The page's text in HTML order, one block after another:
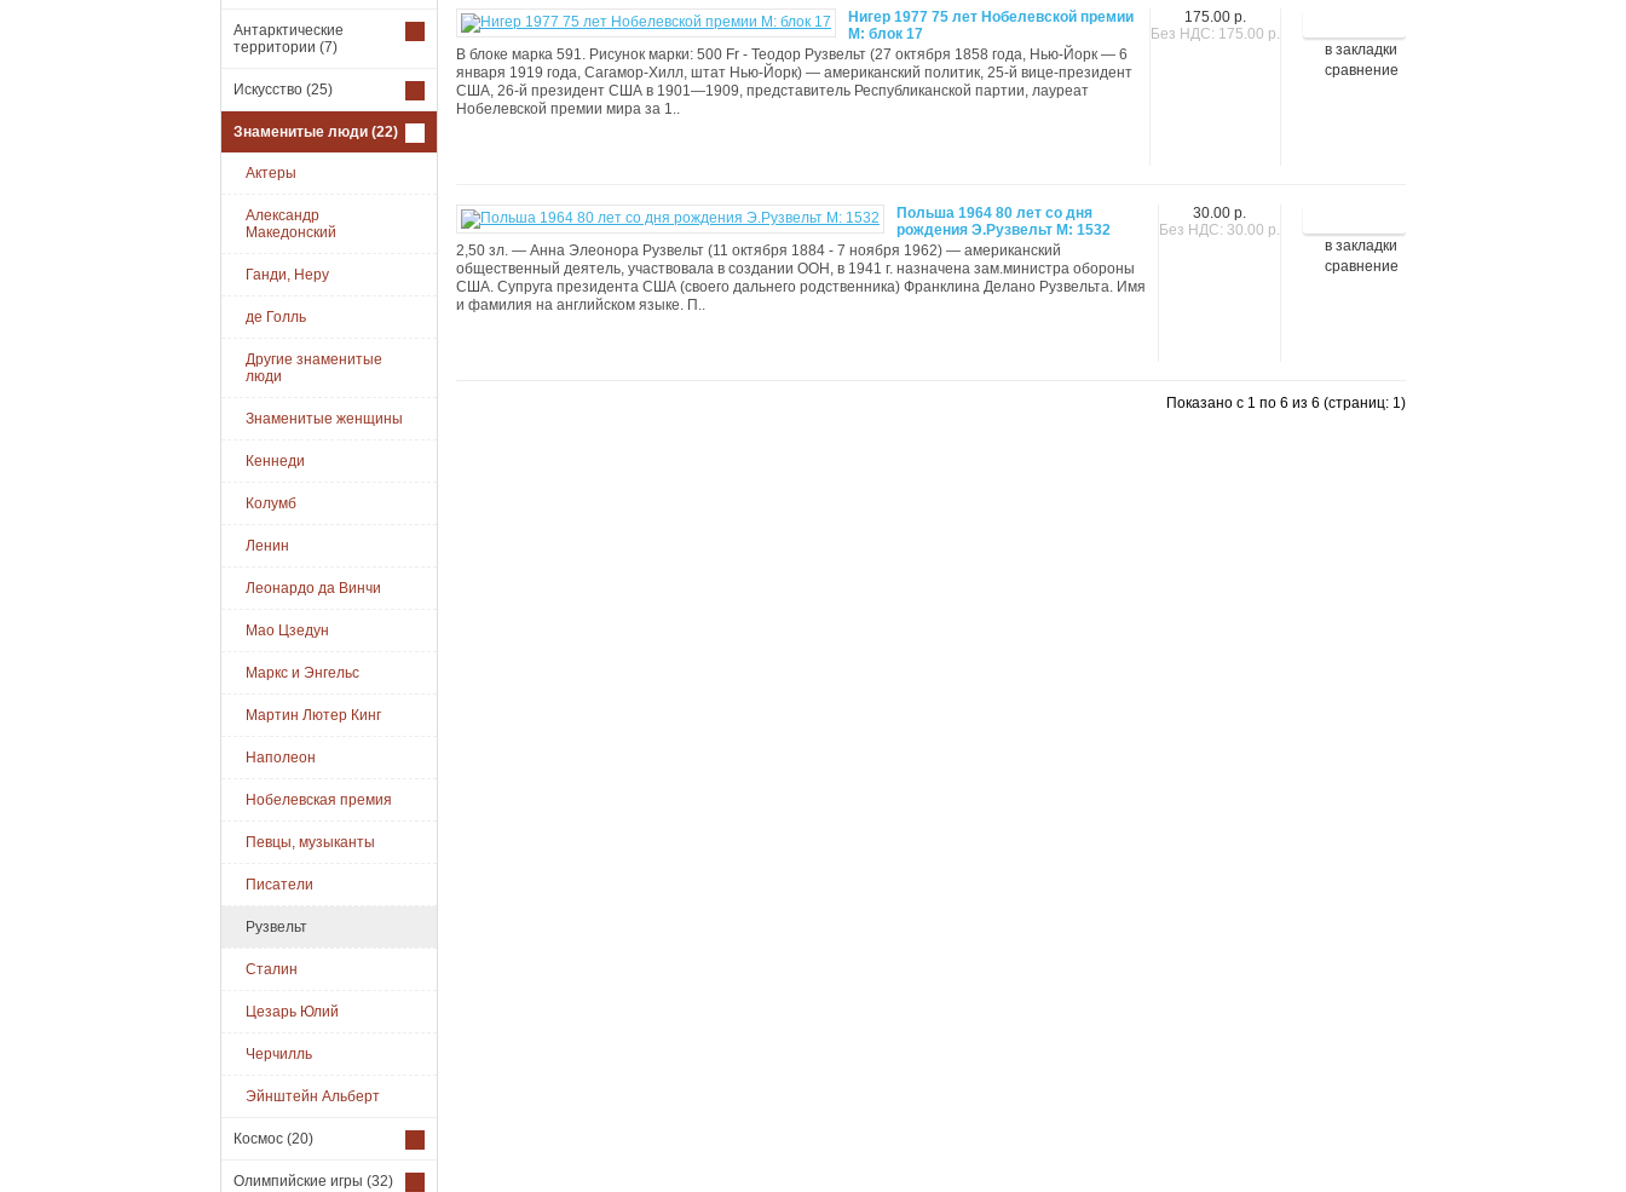
Антарктические
территории (7)
Искусство (25)
Знаменитые люди (22)
Актеры
Александр
Македонский
Ганди, Неру
де Голль
Другие знаменитые
люди
Знаменитые женщины
Кеннеди
Колумб
Ленин
Леонардо да Винчи
Мао Цзедун
Маркс и Энгельс
Мартин Лютер Кинг
Наполеон
Нобелевская премия
Певцы, музыканты
Писатели
Рузвельт
Сталин
Цезарь Юлий
Черчилль
Эйнштейн Альберт
Космос (20)
Олимпийские игры (32)
в закладки
сравнение
175.00 р.
Без НДС: 175.00 р.
Нигер 1977 75 лет Нобелевской премии
M: блок 17
В блоке марка 591. Рисунок марки: 500 Fr - Теодор Рузвельт (27 октября 1858 года, Нью-Йорк — 6
января 1919 года, Сагамор-Хилл, штат Нью-Йорк) — американский политик, 25-й вице-президент
США, 26-й президент США в 1901—1909, представитель Республиканской партии, лауреат
Нобелевской премии мира за 1..
в закладки
сравнение
30.00 р.
Без НДС: 30.00 р.
Польша 1964 80 лет со дня
рождения Э.Рузвельт М: 1532
2,50 зл. — Анна Элеонора Рузвельт (11 октября 1884 - 7 ноября 1962) — американский
общественный деятель, участвовала в создании ООН, в 1941 г. назначена зам.министра обороны
США. Cупруга президента США (своего дальнего родственника) Франклина Делано Рузвельта. Имя
и фамилия на английском языке. П..
Показано с 1 по 6 из 6 (страниц: 1)